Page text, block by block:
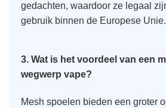
gedachten, waardoor ze legaal
gebruik binnen de Europese Unie.
3. Wat is het voordeel van een
wegwerp vape?
Mesh spoelen bieden een groter